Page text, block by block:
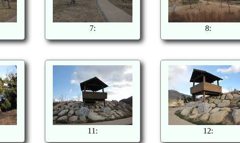
7: 8:
11: 12: